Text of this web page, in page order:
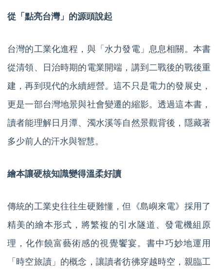
從「點亮台灣」的源頭說起
台灣的工業化進程，與「水力發電」息息相關。本書
從清領、日治時期的電業開端，講到二戰後的戰後重
建，再到現代的永續經營。這不只是電力的發展史，
更是一部台灣地景與社會變遷的縮影。透過這本書，
讀者能理解日月潭、濁水溪等自然景觀背後，隱藏著
多少前人的汗水與智慧。
繪本讓硬核知識變得溫柔好讀
傳統的工業史往往生硬難懂，但《島嶼來電》採用了
精美的繪本形式，將繁複的引水隧道、發電機組原
理，化作饒富藝術感的視覺饗宴。書中巧妙地運用
「時空旅讀」的概念，讓讀者彷彿穿越時空，親臨工